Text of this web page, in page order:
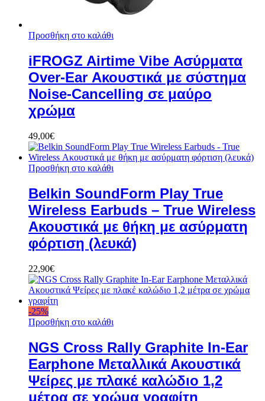
Προσθήκη στο καλάθι
iFROGZ Airtime Vibe Ασύρματα
Over-Ear Ακουστικά με σύστημα
Noise-Cancelling σε μαύρο
χρώμα
49,00€
Προσθήκη στο καλάθι
Belkin SoundForm Play True
Wireless Earbuds – True Wireless
Ακουστικά με θήκη με ασύρματη
φόρτιση (λευκά)
22,90€
-25%
Προσθήκη στο καλάθι
NGS Cross Rally Graphite In-Ear
Earphone Μεταλλικά Ακουστικά
Ψείρες με πλακέ καλώδιο 1,2
μέτρα σε χρώμα γραφίτη